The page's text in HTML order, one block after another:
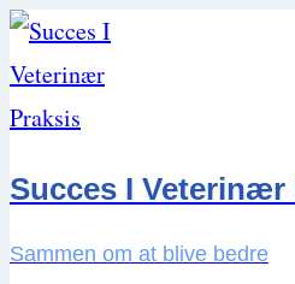
Skip
to
content
Succes I Veterinær
Sammen om at blive bedre